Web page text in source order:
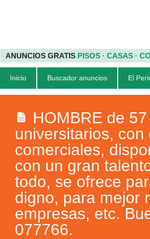
ANUNCIOS GRATIS PISOS · CASAS ·
Inicio Buscador anuncios El
HOMBRE de
universitarios,
comerciales,
con un gran
todo, se ofrece
digno, para mejor
empresas, etc.
077766.